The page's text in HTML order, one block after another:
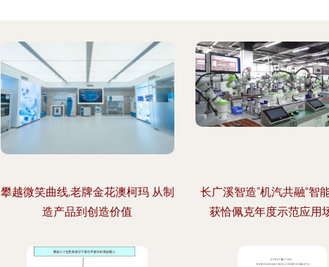
攀越微笑曲线,老牌金花澳柯玛 从制
造产品到创造价值
长广溪智造“机汽共融”智
获恰佩克年度示范应用